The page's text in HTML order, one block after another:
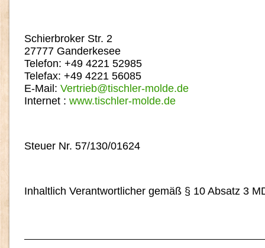
Schierbroker Str. 2
27777 Ganderkesee
Telefon: +49 4221 52985
Telefax: +49 4221 56085
E-Mail: Vertrieb@tischler-molde.de
Internet : www.tischler-molde.de
Steuer Nr. 57/130/01624
Inhaltlich Verantwortlicher gemäß § 10 Absatz 3